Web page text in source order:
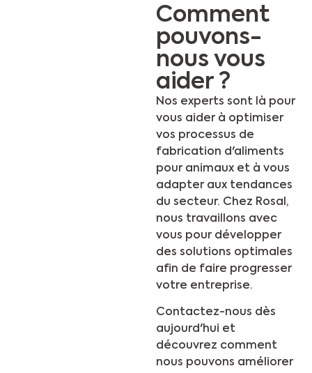
Comment
pouvons-
nous vous
aider ?
Nos experts sont là pour
vous aider à optimiser
vos processus de
fabrication d'aliments
pour animaux et à vous
adapter aux tendances
du secteur. Chez Rosal,
nous travaillons avec
vous pour développer
des solutions optimales
afin de faire progresser
votre entreprise.
Contactez-nous dès
aujourd'hui et
découvrez comment
nous pouvons améliorer